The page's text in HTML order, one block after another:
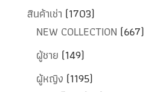
สินค้าเช่า (1703)
NEW COLLECTION (667)
ผู้ชาย (149)
ผู้หญิง (1195)